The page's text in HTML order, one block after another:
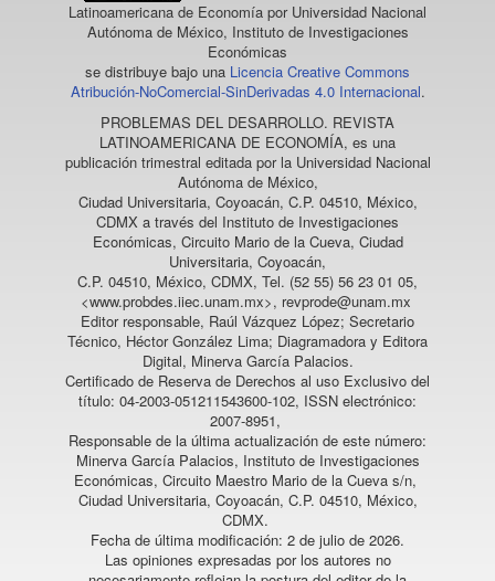
Latinoamericana de Economía por Universidad Nacional
Autónoma de México, Instituto de Investigaciones
Económicas
se distribuye bajo una Licencia Creative Commons
Atribución-NoComercial-SinDerivadas 4.0 Internacional.
PROBLEMAS DEL DESARROLLO. REVISTA
LATINOAMERICANA DE ECONOMÍA, es una
publicación trimestral editada por la Universidad Nacional
Autónoma de México,
Ciudad Universitaria, Coyoacán, C.P. 04510, México,
CDMX a través del Instituto de Investigaciones
Económicas, Circuito Mario de la Cueva, Ciudad
Universitaria, Coyoacán,
C.P. 04510, México, CDMX, Tel. (52 55) 56 23 01 05,
<www.probdes.iiec.unam.mx>, revprode@unam.mx
Editor responsable, Raúl Vázquez López; Secretario
Técnico, Héctor González Lima; Diagramadora y Editora
Digital, Minerva García Palacios.
Certificado de Reserva de Derechos al uso Exclusivo del
título: 04-2003-051211543600-102, ISSN electrónico:
2007-8951,
Responsable de la última actualización de este número:
Minerva García Palacios, Instituto de Investigaciones
Económicas, Circuito Maestro Mario de la Cueva s/n,
Ciudad Universitaria, Coyoacán, C.P. 04510, México,
CDMX.
Fecha de última modificación: 2 de julio de 2026.
Las opiniones expresadas por los autores no